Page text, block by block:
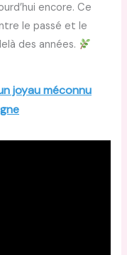
encore. Ce
le passé et le
des années.
joyau méconnu